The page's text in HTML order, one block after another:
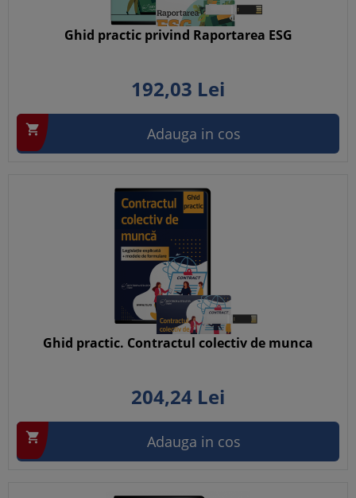
Ghid practic privind Raportarea ESG
192,03 Lei
 Adauga in cos
Ghid practic. Contractul colectiv de munca
204,24 Lei
 Adauga in cos